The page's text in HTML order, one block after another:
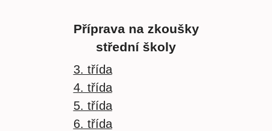
Příprava na zkoušky
střední školy
3. třída
4. třída
5. třída
6. třída